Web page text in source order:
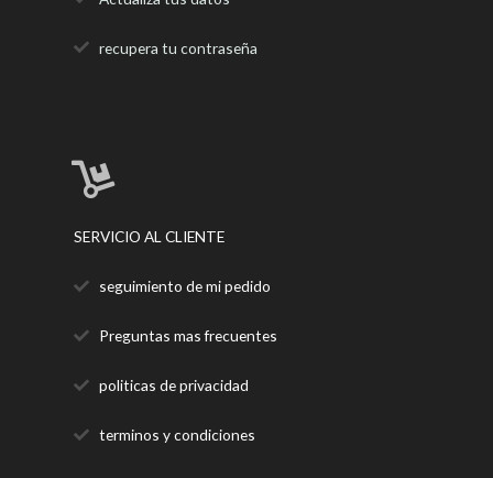
recupera tu contraseña
SERVICIO AL CLIENTE
seguimiento de mi pedido
Preguntas mas frecuentes
politicas de privacidad
terminos y condiciones